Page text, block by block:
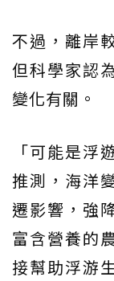
不過，離岸
但科學家認
變化有關。
「可能是浮
推測，海洋
遷影響，強
富含營養的
接幫助浮游